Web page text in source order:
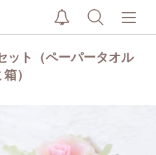
ット（ペーパータオル
）